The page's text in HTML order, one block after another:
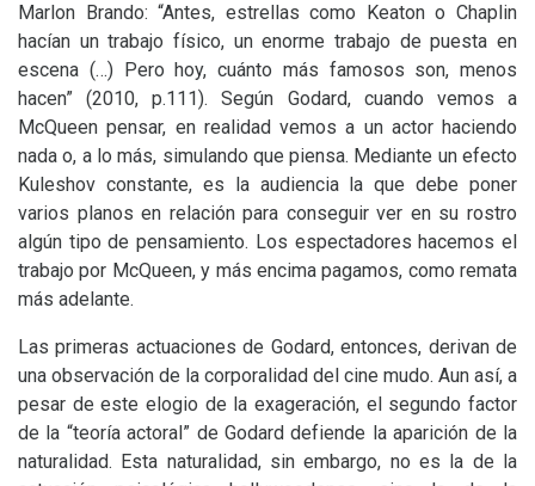
Marlon Brando: “Antes, estrellas como Keaton o Chaplin
hacían un trabajo físico, un enorme trabajo de puesta en
escena (…) Pero hoy, cuánto más famosos son, menos
hacen” (2010, p.111). Según Godard, cuando vemos a
McQueen pensar, en realidad vemos a un actor haciendo
nada o, a lo más, simulando que piensa. Mediante un efecto
Kuleshov constante, es la audiencia la que debe poner
varios planos en relación para conseguir ver en su rostro
algún tipo de pensamiento. Los espectadores hacemos el
trabajo por McQueen, y más encima pagamos, como remata
más adelante.
Las primeras actuaciones de Godard, entonces, derivan de
una observación de la corporalidad del cine mudo. Aun así, a
pesar de este elogio de la exageración, el segundo factor
de la “teoría actoral” de Godard defiende la aparición de la
naturalidad. Esta naturalidad, sin embargo, no es la de la